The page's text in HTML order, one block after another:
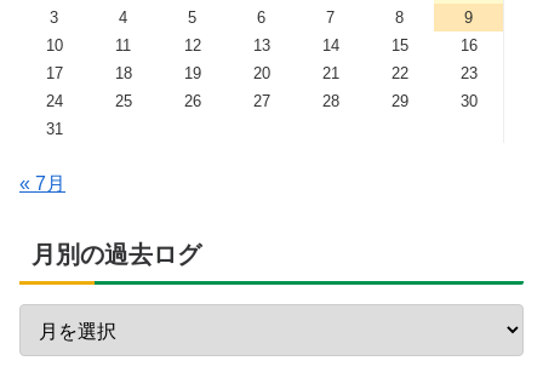
3
4 5 6 7 8
9
10
11 12 13 14 15
16
17
18 19 20 21 22
23
24
25 26 27 28 29
30
31
« 7月
月別の過去ログ